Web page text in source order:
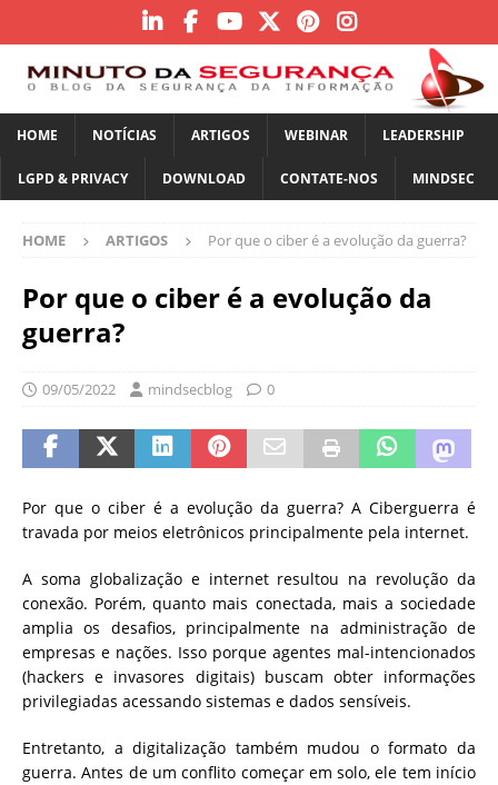
HOME NOTÍCIAS ARTIGOS WEBINAR LEADERSHIP
LGPD & PRIVACY DOWNLOAD CONTATE-NOS MINDSEC
HOME ARTIGOS Por que o ciber é a evolução da guerra?
Por que o ciber é a evolução da
guerra?
09/05/2022 mindsecblog 0
Por que o ciber é a evolução da guerra? A Ciberguerra é
travada por meios eletrônicos principalmente pela internet.
A soma globalização e internet resultou na revolução da
conexão. Porém, quanto mais conectada, mais a sociedade
amplia os desafios, principalmente na administração de
empresas e nações. Isso porque agentes mal-intencionados
(hackers e invasores digitais) buscam obter informações
privilegiadas acessando sistemas e dados sensíveis.
Entretanto, a digitalização também mudou o formato da
guerra. Antes de um conflito começar em solo, ele tem início